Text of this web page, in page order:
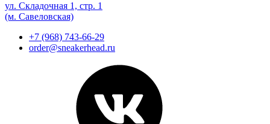
ул. Складочная 1, стр. 1
(м. Савеловская)
+7 (968) 743-66-29
order@sneakerhead.ru